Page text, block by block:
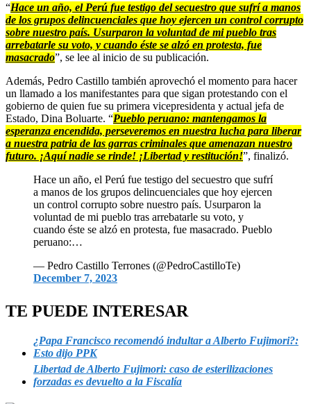
“Hace un año, el Perú fue testigo del secuestro que sufrí a manos
de los grupos delincuenciales que hoy ejercen un control corrupto
sobre nuestro país. Usurparon la voluntad de mi pueblo tras
arrebatarle su voto, y cuando éste se alzó en protesta, fue
masacrado”, se lee al inicio de su publicación.
Además, Pedro Castillo también aprovechó el momento para hacer
un llamado a los manifestantes para que sigan protestando con el
gobierno de quien fue su primera vicepresidenta y actual jefa de
Estado, Dina Boluarte. “Pueblo peruano: mantengamos la
esperanza encendida, perseveremos en nuestra lucha para liberar
a nuestra patria de las garras criminales que amenazan nuestro
futuro. ¡Aquí nadie se rinde! ¡Libertad y restitución!”, finalizó.
Hace un año, el Perú fue testigo del secuestro que sufrí
a manos de los grupos delincuenciales que hoy ejercen
un control corrupto sobre nuestro país. Usurparon la
voluntad de mi pueblo tras arrebatarle su voto, y
cuando éste se alzó en protesta, fue masacrado. Pueblo
peruano:…
— Pedro Castillo Terrones (@PedroCastilloTe)
December 7, 2023
TE PUEDE INTERESAR
¿Papa Francisco recomendó indultar a Alberto Fujimori?:
Esto dijo PPK
Libertad de Alberto Fujimori: caso de esterilizaciones
forzadas es devuelto a la Fiscalía